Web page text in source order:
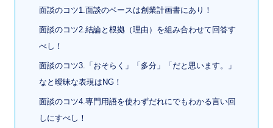
面談のコツ1.面談のベースは創業計画書にあり！
面談のコツ2.結論と根拠（理由）を組み合わせて回答す
べし！
面談のコツ3.「おそらく」「多分」「だと思います。」
なと曖昧な表現はNG！
面談のコツ4.専門用語を使わずだれにでもわかる言い回
しにすべし！